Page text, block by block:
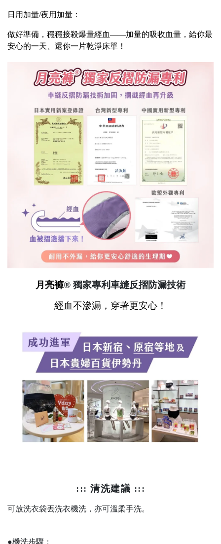
日用加量/夜用加量：
做好準備，穩穩接殺爆量經血——加量的吸收血量，給你最
安心的一天、還你一片乾淨床單 ！
月亮褲® 獨家專利車縫反摺防漏技術
經血不滲漏，穿著更安心！
::: 清洗建議 :::
可放洗衣袋丟洗衣機洗，亦可溫柔手洗。
●機洗步驟：